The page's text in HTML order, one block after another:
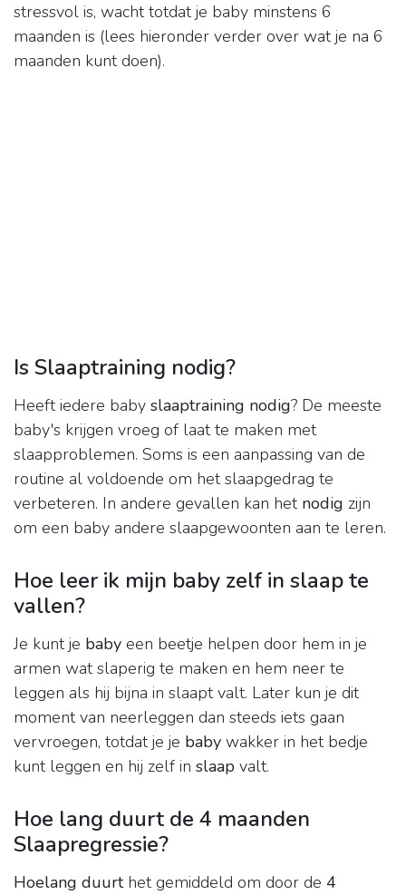
stressvol is, wacht totdat je baby minstens 6
maanden is (lees hieronder verder over wat je na 6
maanden kunt doen).
Is Slaaptraining nodig?
Heeft iedere baby slaaptraining nodig? De meeste
baby's krijgen vroeg of laat te maken met
slaapproblemen. Soms is een aanpassing van de
routine al voldoende om het slaapgedrag te
verbeteren. In andere gevallen kan het nodig zijn
om een baby andere slaapgewoonten aan te leren.
Hoe leer ik mijn baby zelf in slaap te
vallen?
Je kunt je baby een beetje helpen door hem in je
armen wat slaperig te maken en hem neer te
leggen als hij bijna in slaapt valt. Later kun je dit
moment van neerleggen dan steeds iets gaan
vervroegen, totdat je je baby wakker in het bedje
kunt leggen en hij zelf in slaap valt.
Hoe lang duurt de 4 maanden
Slaapregressie?
Hoelang duurthet gemiddeld om door de 4